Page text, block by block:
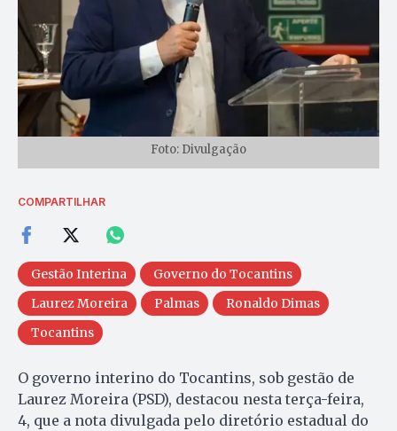
Foto: Divulgação
COMPARTILHAR
Gestão Interina
Governo do Tocantins
Laurez Moreira
Palmas
Ronaldo Dimas
Tocantins
O governo interino do Tocantins, sob gestão de
Laurez Moreira (PSD), destacou nesta terça-feira,
4, que a nota divulgada pelo diretório estadual do